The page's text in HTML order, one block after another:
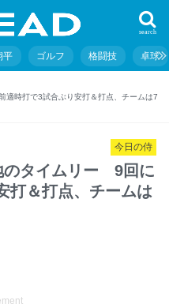
search
平 ゴルフ 格闘技 卓球
適時打で3試合ぶり安打＆打点、チームは7
今日の侍
のタイムリー 9回に
打＆打点、チームは